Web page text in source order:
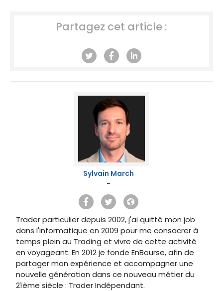
Partagez cet article :
Sylvain March
-
Trader particulier depuis 2002, j'ai quitté mon job
dans l'informatique en 2009 pour me consacrer à
temps plein au Trading et vivre de cette activité
en voyageant. En 2012 je fonde EnBourse, afin de
partager mon expérience et accompagner une
nouvelle génération dans ce nouveau métier du
21ème siècle : Trader Indépendant.